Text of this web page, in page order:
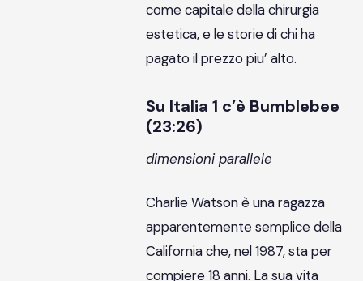
come capitale della chirurgia
estetica, e le storie di chi ha
pagato il prezzo piu’ alto.
Su Italia 1 c’è Bumblebee
(23:26)
dimensioni parallele
Charlie Watson è una ragazza
apparentemente semplice della
California che, nel 1987, sta per
compiere 18 anni. La sua vita